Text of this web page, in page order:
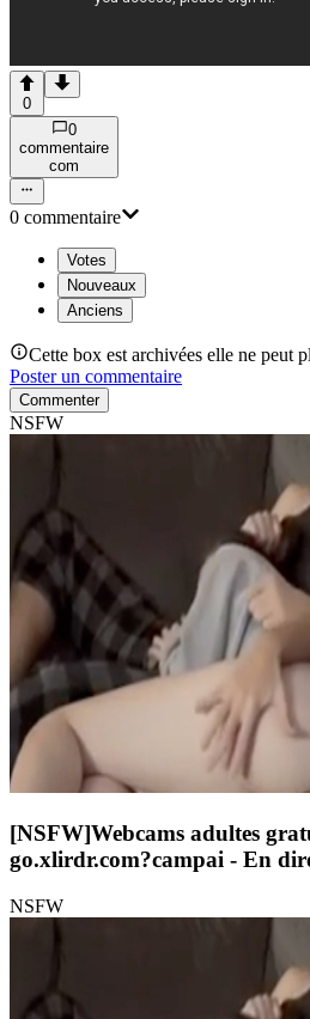
0
0
commentaire
com
0 commentaire
Votes
Nouveaux
Anciens
Cette box est archivées elle ne peut
Poster un commentaire
Commenter
NSFW
[NSFW]Webcams adultes
go.xlirdr.com?campai - En
NSFW